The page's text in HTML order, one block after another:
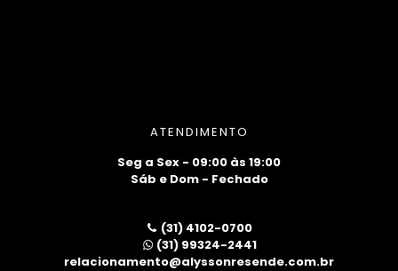
ATENDIMENTO
Seg a Sex - 09:00 às 19:00
Sáb e Dom - Fechado
(31) 4102-0700
(31) 99324-2441
relacionamento@alyssonresende.com.br